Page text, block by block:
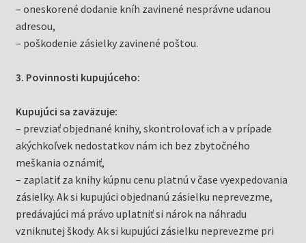
– oneskorené dodanie kníh zavinené nesprávne udanou
adresou,
– poškodenie zásielky zavinené poštou.
3. Povinnosti kupujúceho:
Kupujúci sa zaväzuje:
– prevziať objednané knihy, skontrolovať ich a v prípade
akýchkoľvek nedostatkov nám ich bez zbytočného
meškania oznámiť,
– zaplatiť za knihy kúpnu cenu platnú v čase vyexpedovania
zásielky. Ak si kupujúci objednanú zásielku neprevezme,
predávajúci má právo uplatniť si nárok na náhradu
vzniknutej škody. Ak si kupujúci zásielku neprevezme pri